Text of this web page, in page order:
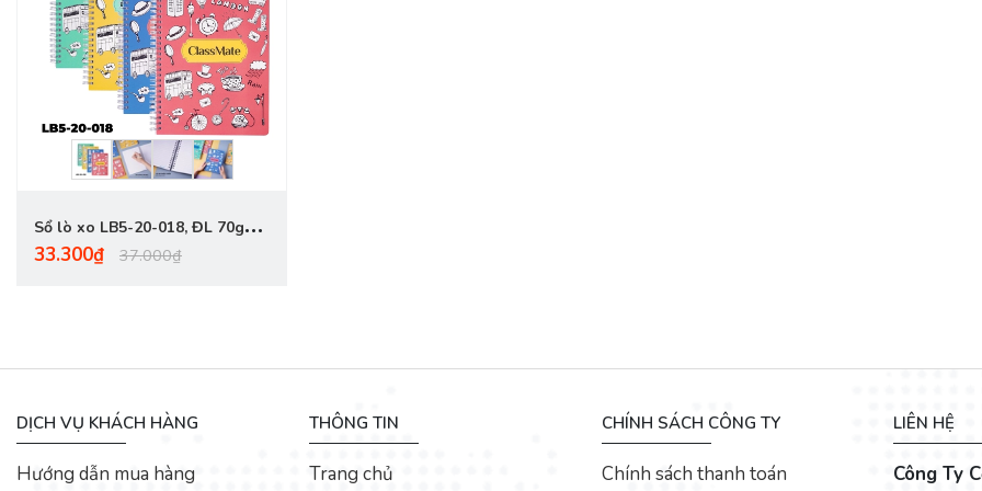
Sổ lò xo LB5-20-018, ĐL 70gsm,
200 trang
33.300₫ 37.000₫
DỊCH VỤ KHÁCH HÀNG
Hướng dẫn mua hàng
THÔNG TIN
Trang chủ
CHÍNH SÁCH CÔNG TY
Chính sách thanh toán
LIÊN HỆ
Công Ty